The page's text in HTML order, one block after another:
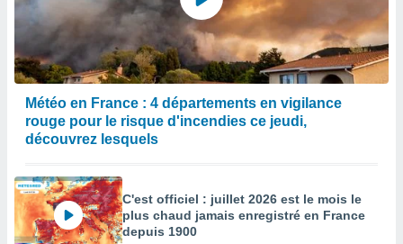
Météo en France : 4 départements en vigilance
rouge pour le risque d'incendies ce jeudi,
découvrez lesquels
C'est officiel : juillet 2026 est le mois le
plus chaud jamais enregistré en France
depuis 1900